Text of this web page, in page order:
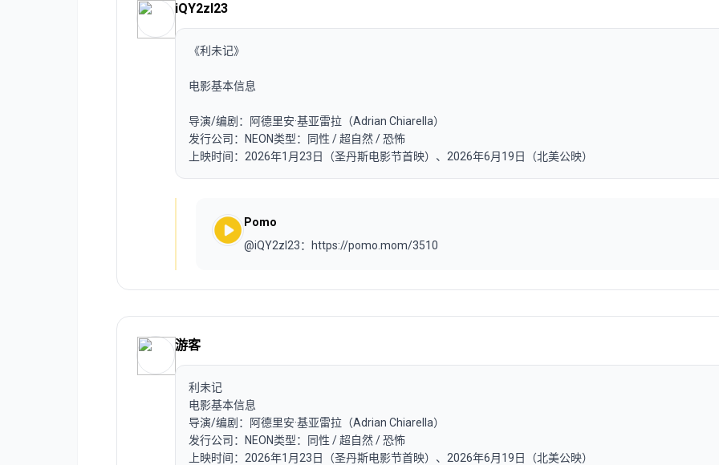
iQY2zI23
《利未记》
电影基本信息
导演/编剧：阿德里安·基亚雷拉（Adrian Chiarella）
发行公司：NEON类型：同性 / 超自然 / 恐怖
上映时间：2026年1月23日（圣丹斯电影节首映）、2026年6月19日（北美公映）
Pomo
@iQY2zI23：https://pomo.mom/3510
游客
利未记
电影基本信息
导演/编剧：阿德里安·基亚雷拉（Adrian Chiarella）
发行公司：NEON类型：同性 / 超自然 / 恐怖
上映时间：2026年1月23日（圣丹斯电影节首映）、2026年6月19日（北美公映）